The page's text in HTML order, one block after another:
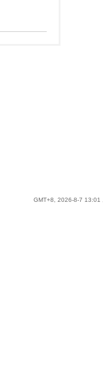
GMT+8, 2026-8-7 13:01